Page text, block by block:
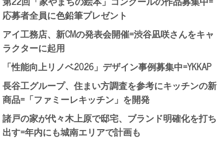
応募者全員に色鉛筆プレゼント
アイ工務店、新CMの発表会開催=渋谷凪咲さんをキャ
ラクターに起用
「性能向上リノベ2026」デザイン事例募集中=YKKAP
長谷工グループ、住まい方調査を参考にキッチンの新
商品=「ファミーレキッチン」を開発
諸戸の家が代々木上原で邸宅、ブランド明確化を打ち
出す=年内にも城南エリアで計画も